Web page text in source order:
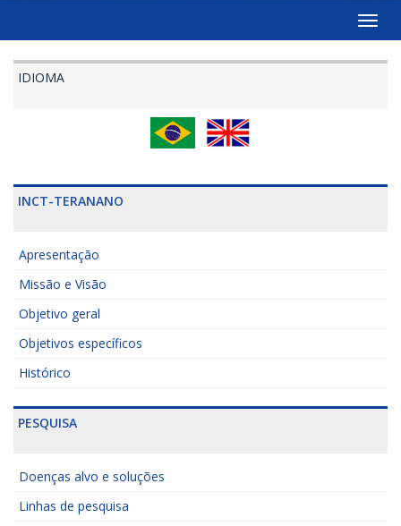
Toggle
IDIOMA
INCT-TERANANO
Apresentação
Missão e Visão
Objetivo geral
Objetivos específicos
Histórico
PESQUISA
Doenças alvo e soluções
Linhas de pesquisa